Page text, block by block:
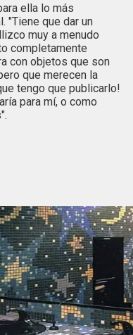
ella lo más
"Tiene que dar un
muy a menudo
completamente
con objetos que son
que merecen la
tengo que publicarlo!
para mí, o como